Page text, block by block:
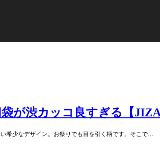
が渋カッコ良すぎる【
希少なデザイン。お祭りでも目を引く柄です。そこで…